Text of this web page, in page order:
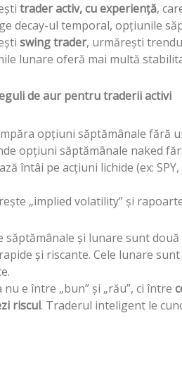
trader activ, cu experiență,
decay-ul temporal, opțiunile
swing trader, urmărești
lunare oferă mai multă
de aur pentru traderii activi
opțiuni săptămânale fără
opțiuni săptămânale naked
întâi pe acțiuni lichide (ex:
„implied volatility” și
săptămânale și lunare sunt
și riscante. Cele lunare
nu e între „bun” și „rău”, ci între
riscul. Traderul inteligent le